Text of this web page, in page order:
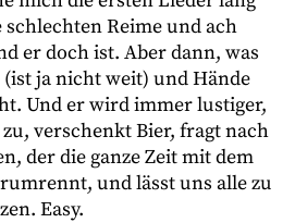
Reime und ach
er doch ist. Aber dann, was
(ist ja nicht weit) und Hände
Und er wird immer lustiger,
verschenkt Bier, fragt nach
der die ganze Zeit mit dem
und lässt uns alle zu
Easy.